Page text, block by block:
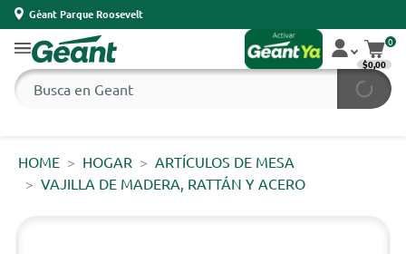
Géant Parque Roosevelt
0
$0,00
HOME HOGAR
ARTÍCULOS DE MESA
VAJILLA DE MADERA, RATTÁN Y ACERO